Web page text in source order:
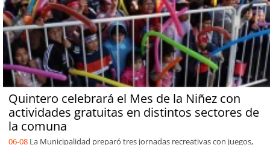
Quintero celebrará el Mes de la Niñez con
actividades gratuitas en distintos sectores de
la comuna
06-08 La Municipalidad preparó tres jornadas recreativas con juegos,